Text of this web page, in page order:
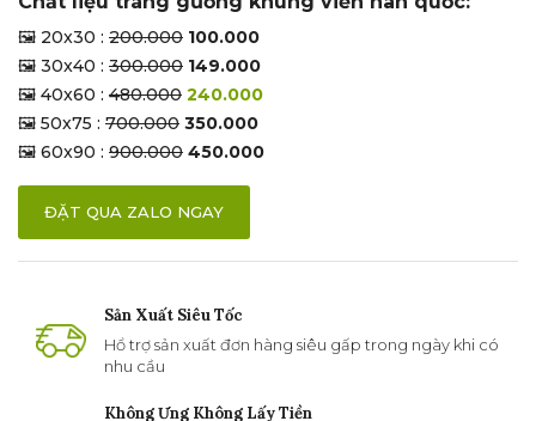
🖼 20x30 : 200.000 100.000
🖼 30x40 : 300.000 149.000
🖼 40x60 : 480.000 240.000
🖼 50x75 : 700.000 350.000
🖼 60x90 : 900.000 450.000
ĐẶT QUA ZALO NGAY
Sản Xuất Siêu Tốc
Hổ trợ sản xuất đơn hàng siêu gấp trong ngày khi có
nhu cầu
Không Ưng Không Lấy Tiền